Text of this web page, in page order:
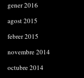
gener 2016
agost 2015
febrer 2015
novembre 2014
octubre 2014